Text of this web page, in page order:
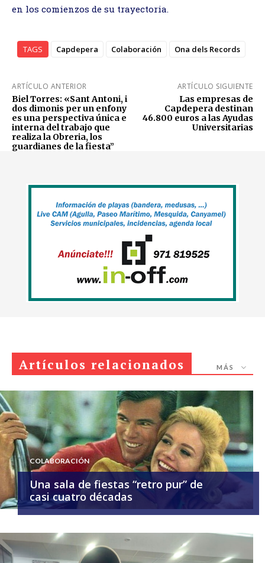
en los comienzos de su trayectoria.
TAGS Capdepera Colaboración Ona dels Records
ARTÍCULO ANTERIOR
Biel Torres: «Sant Antoni, i
dos dimonis per un enfony
es una perspectiva única e
interna del trabajo que
realiza la Obreria, los
guardianes de la fiesta”
ARTÍCULO SIGUIENTE
Las empresas de
Capdepera destinan
46.800 euros a las Ayudas
Universitarias
Artículos relacionados MÁS
COLABORACIÓN
Una sala de fiestas “retro pur” de
casi cuatro décadas